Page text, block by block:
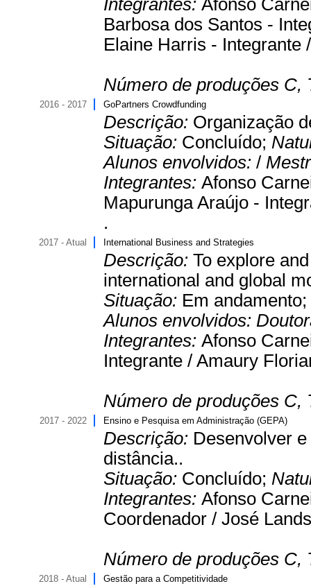
Integrantes: Afonso
Barbosa dos Santos -
Elaine Harris - Integrante
Número de produções C,
2016 - 2017 GoPartners Crowdfunding
Descrição: Organização
Situação: Concluído;
Alunos envolvidos: /
Integrantes: Afonso
Mapurunga Araújo -
.
2017 - Atual International Business and Strategies
Descrição: To explore
international and global
Situação: Em andamento;
Alunos envolvidos:
Integrantes: Afonso
Integrante / Amaury
Número de produções C,
2017 - 2022 Ensino e Pesquisa em Administração (GEPA)
Descrição: Desenvolver
distância..
Situação: Concluído;
Integrantes: Afonso
Coordenador / José
Número de produções C,
2018 - Atual Gestão para a Competitividade